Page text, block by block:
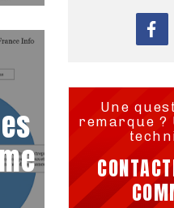
Une
remarque ?